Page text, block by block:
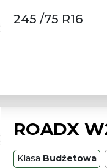
245 /75 R16
ROADX
Klasa Budżetowa